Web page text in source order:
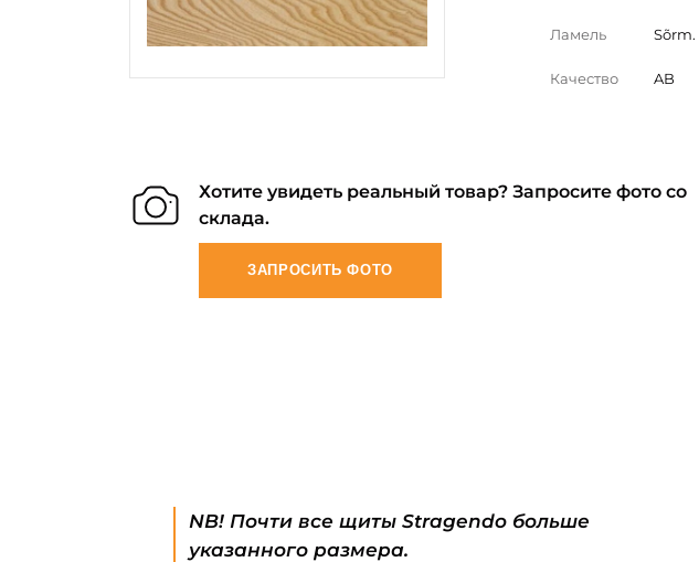
Ламель Sõrm.
Качество AB
Хотите увидеть реальный товар? Запросите фото со
склада.
ЗАПРОСИТЬ ФОТО
NB! Почти все щиты Stragendo больше
указанного размера.